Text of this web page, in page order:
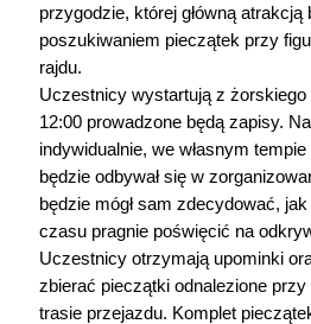
przygodzie, której główną
poszukiwaniem pieczątek przy
rajdu.
Uczestnicy wystartują z
12:00 prowadzone będą zapisy.
indywidualnie, we własnym
będzie odbywał się w
będzie mógł sam zdecydować,
czasu pragnie poświęcić na
Uczestnicy otrzymają upominki
zbierać pieczątki odnalezione
trasie przejazdu. Komplet